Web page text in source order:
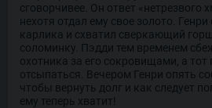
сговорчивее. Он ответ «нетрезвого
нехотя отдал ему свое золото. Генри
карлика и схватил сверкающий
соломинку. Пэдди тем временем
охотника за его сокровищами, а
отсыпаться. Вечером Генри опять
чтобы вернуть долг и как следует
ему теперь хватит!